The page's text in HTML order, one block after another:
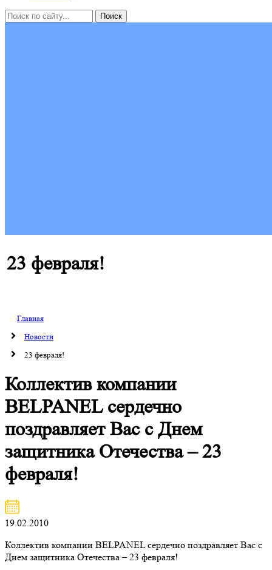
23 февраля!
Главная
Новости
23 февраля!
Коллектив компании
BELPANEL сердечно
поздравляет Вас с Днем
защитника Отечества – 23
февраля!
19.02.2010
Коллектив компании BELPANEL сердечно поздравляет Вас с
Днем защитника Отечества – 23 февраля!